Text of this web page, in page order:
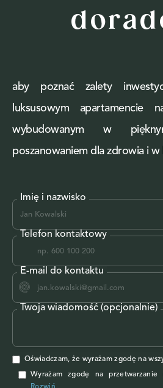
Imię i nazwisko
Telefon kontaktowy
E-mail do kontaktu
Twoja wiadomość (opcjonalnie)
Oświadczam, że wyrażam zgodę na
Wyrażam zgodę na przetwarzanie
aby poznać zalety
luksusowym apartamencie
wybudowanym w
poszanowaniem dla zdrowia i w